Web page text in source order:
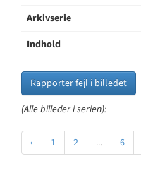
Arkivserie
Indhold
Rapporter fejl i billedet
(Alle billeder i serien):
‹ 1 2 ... 6